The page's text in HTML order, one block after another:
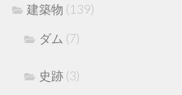
建築物 (139)
ダム (7)
史跡 (3)